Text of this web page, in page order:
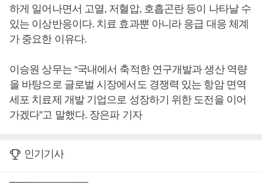
하게 일어나면서 고열, 저혈압, 호흡곤란 등이 나타날 수
있는 이상반응이다. 치료 효과뿐 아니라 응급 대응 체계
가 중요한 이유다.
이승원 상무는 “국내에서 축적한 연구개발과 생산 역량
을 바탕으로 글로벌 시장에서도 경쟁력 있는 항암 면역
세포 치료제 개발 기업으로 성장하기 위한 도전을 이어
가겠다”고 말했다. 장은파 기자
인기기사